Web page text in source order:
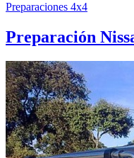
Preparaciones 4x4
Preparación